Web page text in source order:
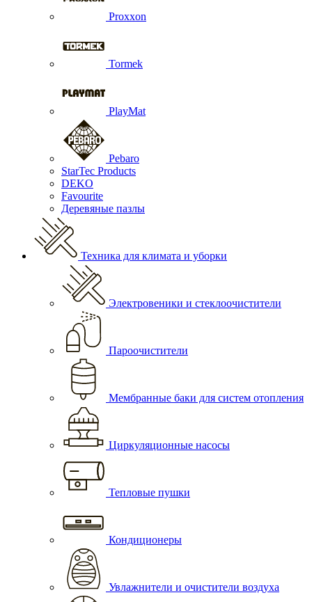
Proxxon
Tormek
PlayMat
Pebaro
StarTec Products
DEKO
Favourite
Деревяные пазлы
Техника для климата и уборки
Электровеники и стеклоочистители
Пароочистители
Мембранные баки для систем отопления
Циркуляционные насосы
Тепловые пушки
Кондиционеры
Увлажнители и очистители воздуха